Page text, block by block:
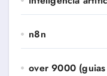
n8n
over 9000 (guias